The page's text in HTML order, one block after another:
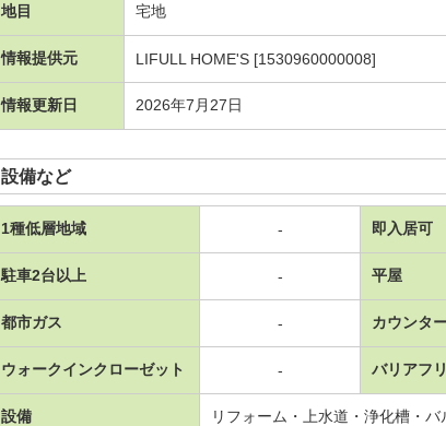
地目 宅地
情報提供元 LIFULL HOME'S [1530960000008]
情報更新日 2026年7月27日
設備など
1種低層地域 - 即入居可
駐車2台以上 - 平屋
都市ガス - カウンタ
ウォークインクローゼット - バリアフ
設備 リフォーム・上水道・浄化槽・バ